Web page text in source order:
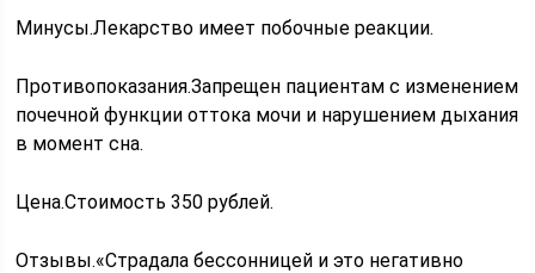
Минусы.Лекарство имеет побочные реакции.
Противопоказания.Запрещен пациентам с изменением
почечной функции оттока мочи и нарушением дыхания
в момент сна.
Цена.Стоимость 350 рублей.
Отзывы.«Страдала бессонницей и это негативно